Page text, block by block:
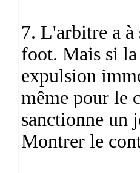
7. L'arbitre a à
foot. Mais si la
expulsion
même pour le
sanctionne un
Montrer le